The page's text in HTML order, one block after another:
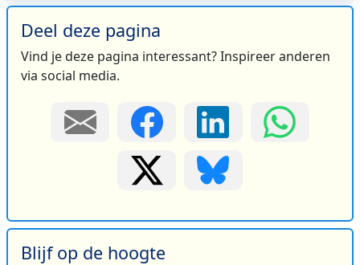
Deel deze pagina
Vind je deze pagina interessant? Inspireer anderen
via social media.
Blijf op de hoogte